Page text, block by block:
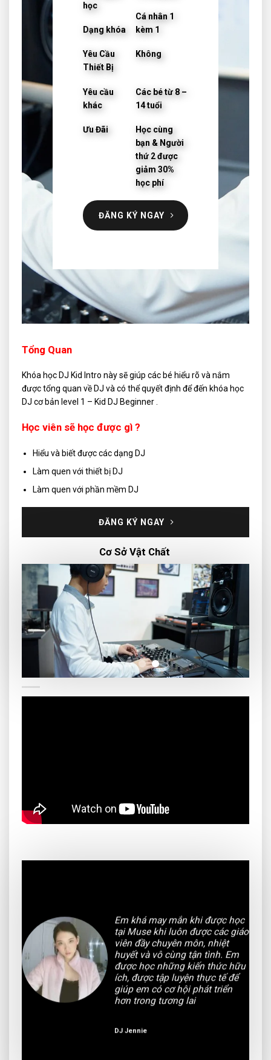
học
Dạng khóa
Cá nhân 1
kèm 1
Yêu Cầu
Thiết Bị
Không
Yêu cầu
khác
Ưu Đãi
Các bé từ 8 –
14 tuổi
Học cùng
bạn & Người
thứ 2 được
giảm 30%
học phí
ĐĂNG KÝ NGAY
Tổng Quan
Khóa học DJ Kid Intro này sẽ giúp các bé hiểu rõ và nắm
được tổng quan về DJ và có thể quyết định để đến khóa học
DJ cơ bản level 1 – Kid DJ Beginner .
Học viên sẽ học được gì ?
Hiểu và biết được các dạng DJ
Làm quen với thiết bị DJ
Làm quen với phần mềm DJ
ĐĂNG KÝ NGAY
Cơ Sở Vật Chất
Em khá may mắn khi được học
tại Muse khi luôn được các giáo
viên đầy chuyên môn, nhiệt
huyết và vô cùng tận tình. Em
được học những kiến thức hữu
ích, được tập luyện thực tế để
giúp em có cơ hội phát triển
hơn trong tương lai
DJ Jennie